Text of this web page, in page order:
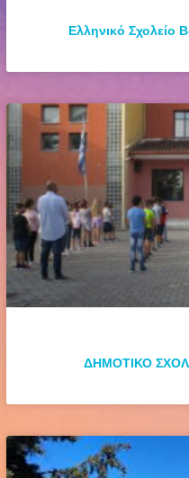
Ελληνικό Σχολείο
ΔΗΜΟΤΙΚΟ